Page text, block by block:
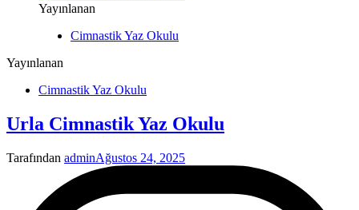
Yayınlanan
Cimnastik Yaz Okulu
Yayınlanan
Cimnastik Yaz Okulu
Urla Cimnastik Yaz Okulu
Tarafından adminAğustos 24, 2025